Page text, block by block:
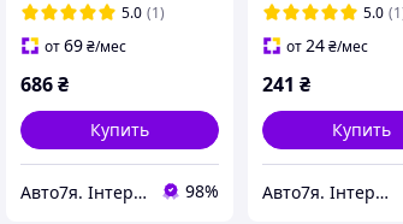
5.0 (1)
от69₴/мес
686₴
Купить
Авто7я. Інтернет магазин автотоварів avto7ya.com.ua 98%
5.0
от24₴/мес
241 ₴
Купить
Авто7я. Інтернет магазин автотоварів avto7ya.com.ua